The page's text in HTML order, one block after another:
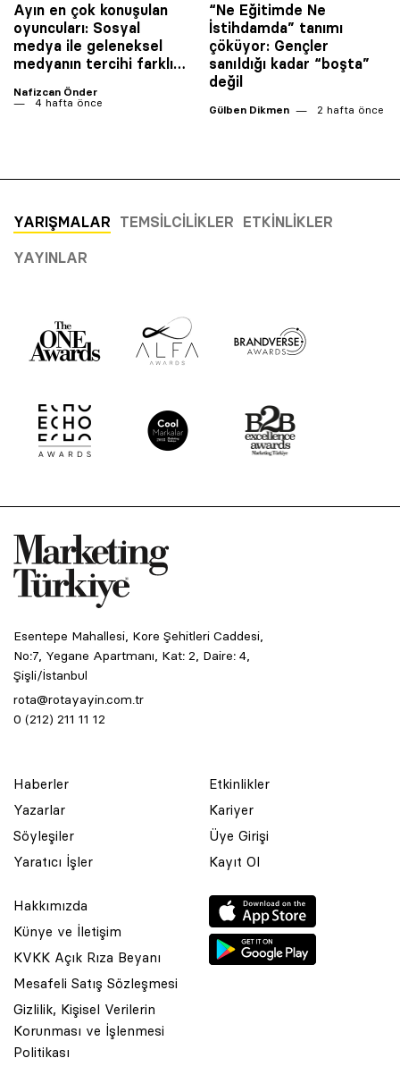
Ayın en çok konuşulan
oyuncuları: Sosyal
medya ile geleneksel
medyanın tercihi farklı…
Nafizcan Önder
4 hafta önce
“Ne Eğitimde Ne
İstihdamda” tanımı
çöküyor: Gençler
sanıldığı kadar “boşta”
değil
Gülben Dikmen 2 hafta önce
YARIŞMALAR TEMSILCILIKLER ETKINLIKLER
YAYINLAR
Esentepe Mahallesi, Kore Şehitleri Caddesi,
No:7, Yegane Apartmanı, Kat: 2, Daire: 4,
Şişli/İstanbul
rota@rotayayin.com.tr
0 (212) 211 11 12
Haberler
Yazarlar
Söyleşiler
Yaratıcı İşler
Etkinlikler
Kariyer
Üye Girişi
Kayıt Ol
Hakkımızda
Künye ve İletişim
KVKK Açık Rıza Beyanı
Mesafeli Satış Sözleşmesi
Gizlilik, Kişisel Verilerin
Korunması ve İşlenmesi
Politikası
© 2001 Rota Yayın Yapım Tanıtım Tic. Ltd. Şti. Bu Sitede Bulunan